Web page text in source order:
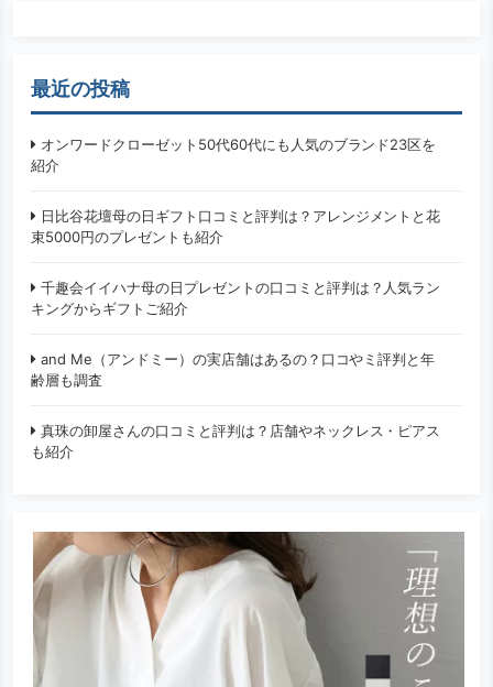
最近の投稿
オンワードクローゼット50代60代にも人気のブランド23区を
紹介
日比谷花壇母の日ギフト口コミと評判は？アレンジメントと花
束5000円のプレゼントも紹介
千趣会イイハナ母の日プレゼントの口コミと評判は？人気ラン
キングからギフトご紹介
and Me（アンドミー）の実店舗はあるの？口コやミ評判と年
齢層も調査
真珠の卸屋さんの口コミと評判は？店舗やネックレス・ピアス
も紹介